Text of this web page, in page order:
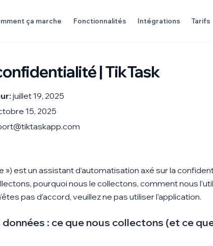
ça marche Fonctionnalités Intégrations Tarifs
| TikTask
juillet 19, 2025
15, 2025
») est un assistant d’automatisation axé sur la
pourquoi nous le collectons, comment nous
pas d’accord, veuillez ne pas utiliser l’application.
: ce que nous collectons (et ce